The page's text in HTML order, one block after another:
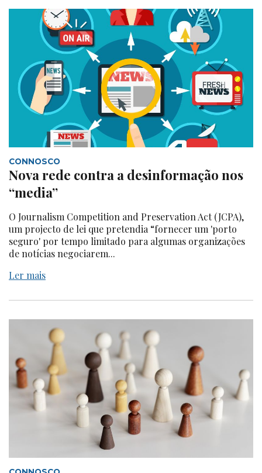
CONNOSCO
Nova rede contra a desinformação nos
“media”
O Journalism Competition and Preservation Act (JCPA),
um projecto de lei que pretendia “fornecer um 'porto
seguro' por tempo limitado para algumas organizações
de notícias negociarem...
Ler mais